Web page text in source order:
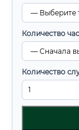
Количество
Количество